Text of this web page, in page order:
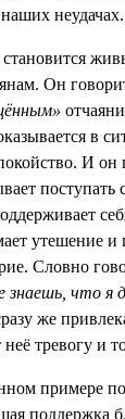
неудачах.
Он
в
И он
поступать
утешение и
Словно
знаешь, что я
же
тревогу и
примере
поддержка